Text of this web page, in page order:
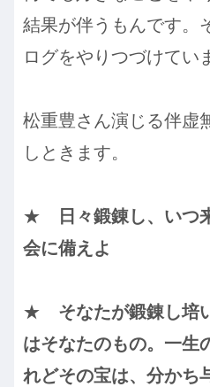
結果が伴うもんです。
ログをやりつづけてい
松重豊さん演じる伴虚
しときます。
★
日々鍛錬し、いつ
会に備えよ
★ そなたが鍛錬し培
はそなたのもの。一生
れどその宝は、分かち